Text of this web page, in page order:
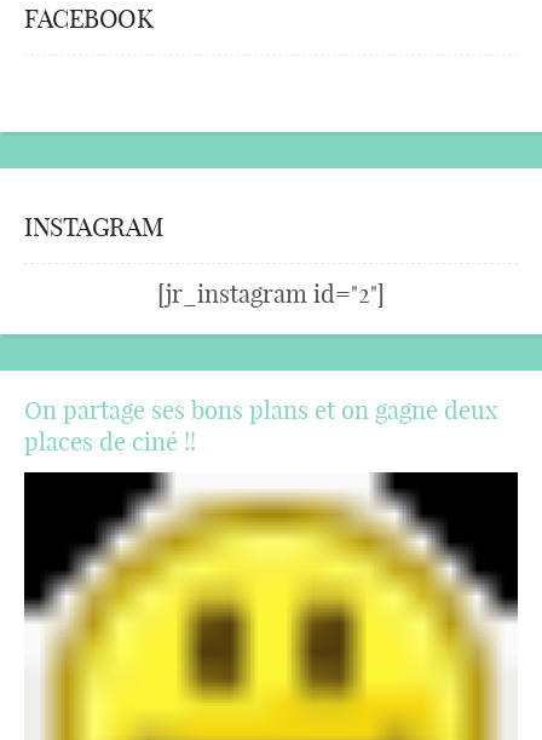
FACEBOOK
INSTAGRAM
[jr_instagram id="2"]
On partage ses bons plans et on gagne deux
places de ciné !!